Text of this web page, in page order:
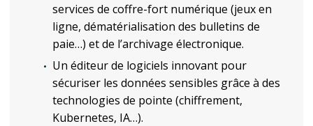
services de coffre-fort numérique (jeux en
ligne, dématérialisation des bulletins de
paie…) et de l’archivage électronique.
Un éditeur de logiciels innovant pour
sécuriser les données sensibles grâce à des
technologies de pointe (chiffrement,
Kubernetes, IA…).